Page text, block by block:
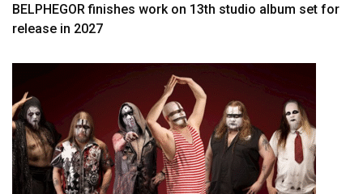
BELPHEGOR finishes work on 13th studio album set for
release in 2027